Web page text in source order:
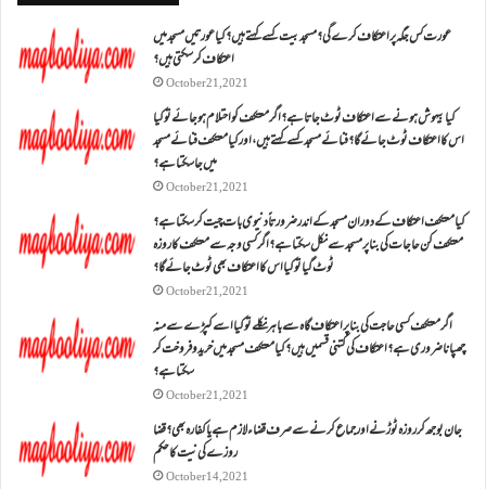
عورت کس جگہ پر اعتکاف کرے گی؟مسجد بیت کسے کہتے ہیں؟کیا عورتیں مسجد میں
اعتکاف کر سکتی ہیں؟
October 21, 2021
کیا بیہوش ہونے سے اعتکاف ٹوٹ جاتا ہے؟ اگر معتکف کو احتلام ہو جائے تو کیا
اس کا اعتکاف ٹوٹ جائے گا؟فنائے مسجد کسے کہتے ہیں ، اور کیا معتکف فنائے مسجد
میں جا سکتا ہے؟
October 21, 2021
کیا معتکف اعتکاف کے دوران مسجد کے اندر ضرورتاً دنیوی بات چیت کر سکتا ہے؟
معتکف کن حاجات کی بنا پر مسجد سے نکل سکتا ہے؟ اگر کسی وجہ سے معتکف کا روزہ
ٹوٹ گیا تو کیا اس کا اعتکاف بھی ٹوٹ جائے گا؟
October 21, 2021
اگر معتکف کسی حاجت کی بنا پر اعتکاف گاہ سے باہر نکلے تو کیا اسے کپڑے سے منہ
چھپانا ضروری ہے؟اعتکاف کی کتنی قسمیں ہیں؟کیا معتکف مسجد میں خرید و فروخت کر
سکتا ہے؟
October 21, 2021
جان بوجھ کر روزہ ٹوڑنے اور جماع کرنے سے صرف قضاء لازم ہے یا کفارہ بھی؟ قضا
روزے کی نیت کا حکم
October 14, 2021